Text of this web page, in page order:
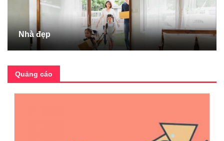
Nhà đẹp
Quảng cáo